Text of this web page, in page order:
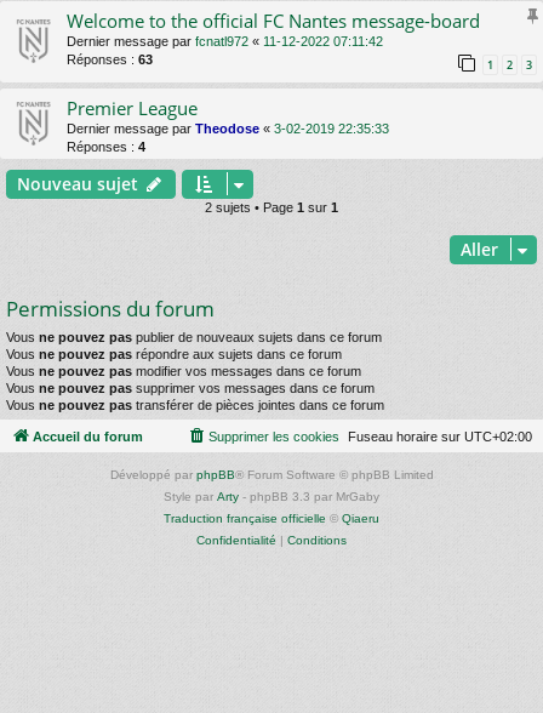
h
r
Welcome to the official FC Nantes message-board
Dernier message par fcnatl972 « 11-12-2022 07:11:42
Réponses : 63 1 2 3
Premier League
Dernier message par Theodose « 3-02-2019 22:35:33
Réponses : 4
Nouveau sujet
2 sujets • Page 1 sur 1
Aller
Permissions du forum
Vous ne pouvez pas publier de nouveaux sujets dans ce forum
Vous ne pouvez pas répondre aux sujets dans ce forum
Vous ne pouvez pas modifier vos messages dans ce forum
Vous ne pouvez pas supprimer vos messages dans ce forum
Vous ne pouvez pas transférer de pièces jointes dans ce forum
Accueil du forum Fuseau horaire sur UTC+02:00
Supprimer les cookies
Développé par phpBB® Forum Software © phpBB Limited
Style par Arty - phpBB 3.3 par MrGaby
Traduction française officielle © Qiaeru
Confidentialité
Conditions